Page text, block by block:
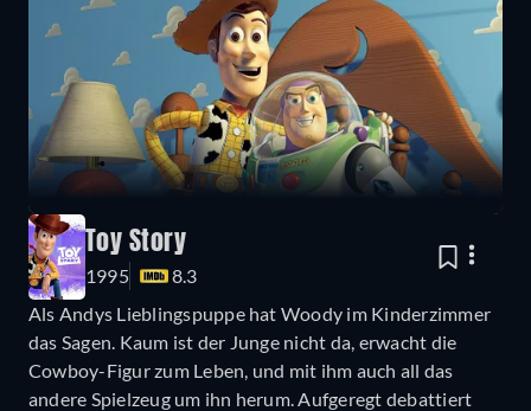
Toy Story
1995
8.3
Als Andys Lieblingspuppe hat Woody im Kinderzimmer
das Sagen. Kaum ist der Junge nicht da, erwacht die
Cowboy-Figur zum Leben, und mit ihm auch all das
andere Spielzeug um ihn herum. Aufgeregt debattiert